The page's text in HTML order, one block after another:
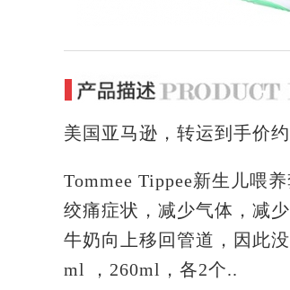
美国亚马逊，转运到手价
Tommee Tippee新生儿喂
绞痛症状，减少气体，减
牛奶向上移回管道，因此
ml ，260ml，各2个..